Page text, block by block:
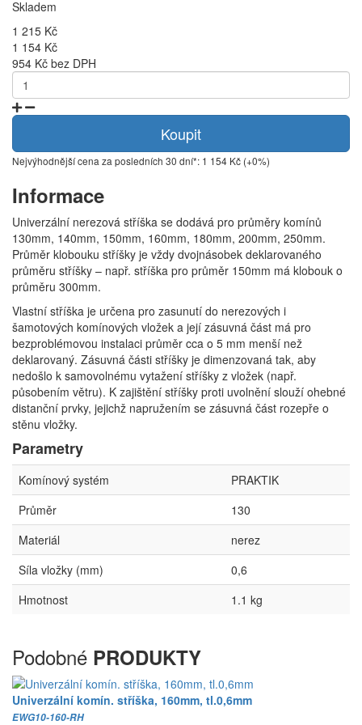
Skladem
1 215 Kč
1 154 Kč
954 Kč bez DPH
Koupit
Nejvýhodnější cena za posledních 30 dní*: 1 154 Kč (+0%)
Informace
Univerzální nerezová stříška se dodává pro průměry komínů
130mm, 140mm, 150mm, 160mm, 180mm, 200mm, 250mm.
Průměr klobouku stříšky je vždy dvojnásobek deklarovaného
průměru stříšky – např. stříška pro průměr 150mm má klobouk o
průměru 300mm.
Vlastní stříška je určena pro zasunutí do nerezových i
šamotových komínových vložek a její zásuvná část má pro
bezproblémovou instalaci průměr cca o 5 mm menší než
deklarovaný. Zásuvná části stříšky je dimenzovaná tak, aby
nedošlo k samovolnému vytažení stříšky z vložek (např.
působením větru). K zajištění stříšky proti uvolnění slouží ohebné
distanční prvky, jejichž napružením se zásuvná část rozepře o
stěnu vložky.
Parametry
Komínový systém
PRAKTIK
Průměr
130
Materiál
nerez
Síla vložky (mm)
0,6
Hmotnost
1.1 kg
Podobné PRODUKTY
Univerzální komín. stříška, 160mm, tl.0,6mm
EWG10-160-RH